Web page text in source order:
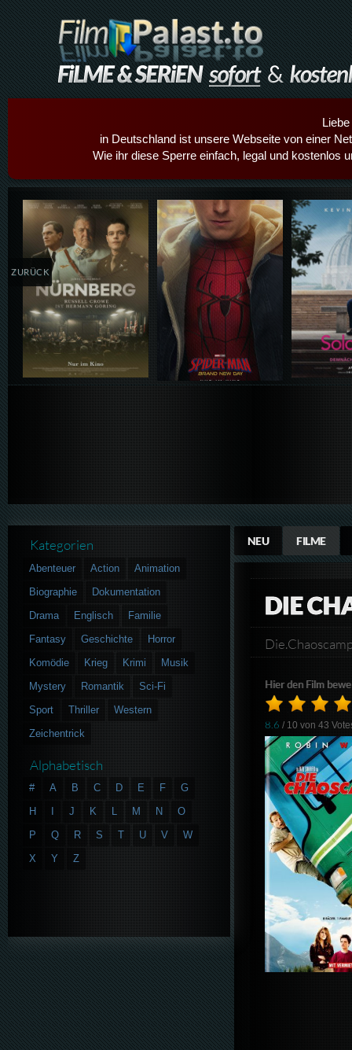
in Deutschland ist unsere Webseite von einer
Wie ihr diese Sperre einfach, legal und kostenlos
Details,Play Details,Play
ZURÜCK
NEU FILME
DIE
Hier den Film
8.6 / 10 von43
Kategorien
Abenteuer Action
Animation
Biographie
Dokumentation
Drama
Englisch
Familie
Fantasy
Geschichte
Horror
Komödie
Krieg Krimi
Musik
Mystery
Romantik
Sci-Fi
Sport
Thriller
Western
Zeichentrick
Alphabetisch
# A B C D E F
G
H
J K L M N
O
P
Q R S T U V
W
X
Y Z